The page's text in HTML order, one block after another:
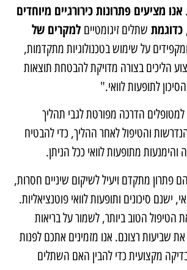
אנו מציעים פתרונות כירורגיים מיוחדים
כדוגמת שתלים זיגומטיים למקרים של
ומקפידים על שימוש בטכנולוגיות מתקדמות,
הליכים בצורה מדויקת להבטחת תוצאות
לתופעות לוואי."
למטופלים הדרכה מפורטת לגבי תהליך
והטיפול לאחר ההליך, כדי להבטיח
מתופעות לוואי ככל הניתן.
פתרון מתקדם ויעיל לשיקום שיניים חסרות,
ישנם סיכונים ותופעות לוואי פוטנציאליות.
הטיפול הטוב ביותר, לשמור על בריאות
שביעות רצונם. אנו מזמינים אתכם לפנות
מקצועית כדי להבין האם השתלים